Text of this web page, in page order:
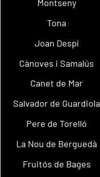
Montseny
Tona
Joan Despí
Cànoves i Samalús
Canet de Mar
Salvador de Guardiola
Pere de Torelló
La Nou de Berguedà
Fruitós de Bages